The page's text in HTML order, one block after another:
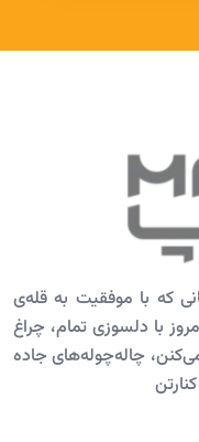
که با موفقیت به قله‌ی
با دلسوزی تمام، چراغ
چاله‌چوله‌های جاده